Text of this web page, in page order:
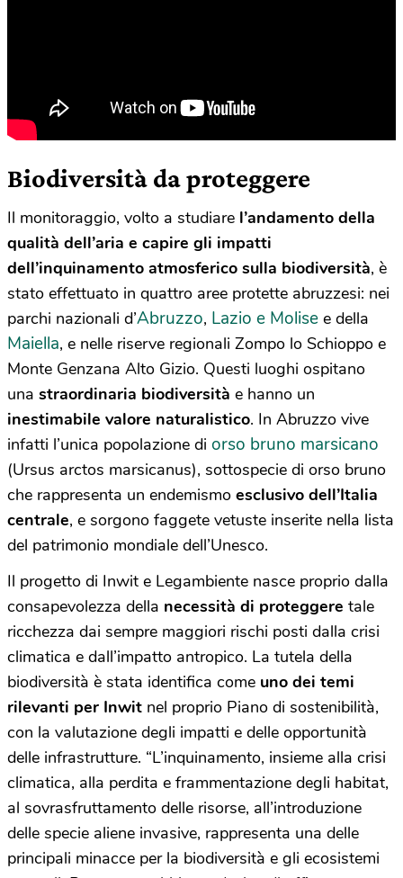
Biodiversità da proteggere
Il monitoraggio, volto a studiare l’andamento della
qualità dell’aria e capire gli impatti
dell’inquinamento atmosferico sulla biodiversità, è
stato effettuato in quattro aree protette abruzzesi: nei
parchi nazionali d’Abruzzo, Lazio e Molise e della
Maiella, e nelle riserve regionali Zompo lo Schioppo e
Monte Genzana Alto Gizio. Questi luoghi ospitano
una straordinaria biodiversità e hanno un
inestimabile valore naturalistico. In Abruzzo vive
infatti l’unica popolazione di orso bruno marsicano
(Ursus arctos marsicanus), sottospecie di orso bruno
che rappresenta un endemismo esclusivo dell’Italia
centrale, e sorgono faggete vetuste inserite nella lista
del patrimonio mondiale dell’Unesco.
Il progetto di Inwit e Legambiente nasce proprio dalla
consapevolezza della necessità di proteggere tale
ricchezza dai sempre maggiori rischi posti dalla crisi
climatica e dall’impatto antropico. La tutela della
biodiversità è stata identifica come uno dei temi
rilevanti per Inwit nel proprio Piano di sostenibilità,
con la valutazione degli impatti e delle opportunità
delle infrastrutture. “L’inquinamento, insieme alla crisi
climatica, alla perdita e frammentazione degli habitat,
al sovrasfruttamento delle risorse, all’introduzione
delle specie aliene invasive, rappresenta una delle
principali minacce per la biodiversità e gli ecosistemi